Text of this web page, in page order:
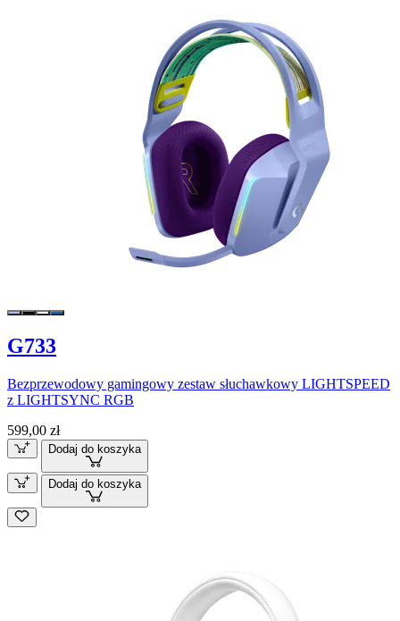
G733
Bezprzewodowy gamingowy zestaw słuchawkowy LIGHTSPEED
z LIGHTSYNC RGB
599,00 zł
Dodaj do koszyka
Dodaj do koszyka